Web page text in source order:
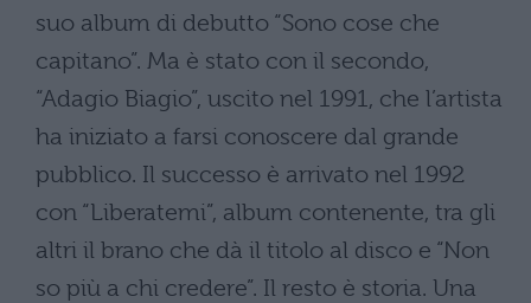
suo album di debutto “Sono cose che
capitano”. Ma è stato con il secondo,
“Adagio Biagio”, uscito nel 1991, che l’artista
ha iniziato a farsi conoscere dal grande
pubblico. Il successo è arrivato nel 1992
con “Liberatemi”, album contenente, tra gli
altri il brano che dà il titolo al disco e “Non
so più a chi credere”. Il resto è storia. Una